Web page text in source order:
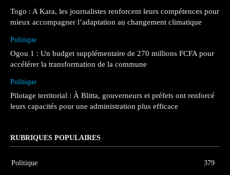
Togo : A Kara, les journalistes renforcent leurs compétences pour
mieux accompagner l’adaptation au changement climatique
Politique
Ogou 1 : Un budget supplémentaire de 270 millions FCFA pour
accélérer la transformation de la commune
Politique
Pilotage territorial : À Blitta, gouverneurs et préfets ont renforcé
leurs capacités pour une administration plus efficace
RUBRIQUES POPULAIRES
Politique
379